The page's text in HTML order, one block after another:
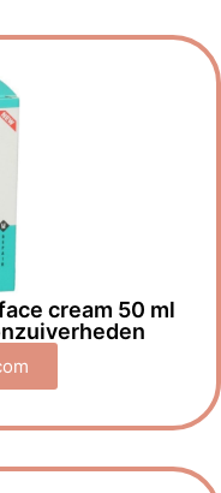
cream 50 ml